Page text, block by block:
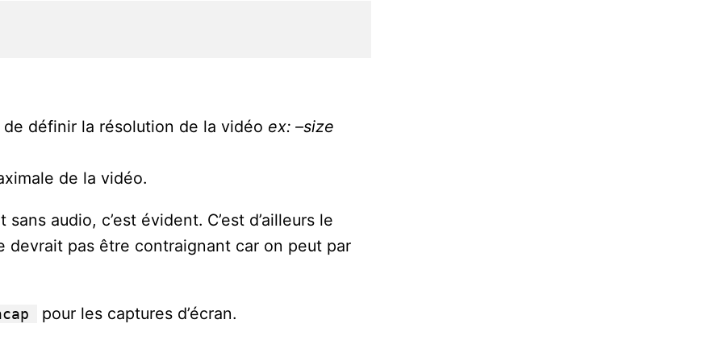
définir la résolution de la vidéo ex: –size
de la vidéo.
audio, c’est évident. C’est d’ailleurs le
pas être contraignant car on peut par
pour les captures d’écran.